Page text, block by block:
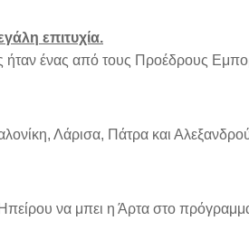
επιτυχία.
ένας από τους Προέδρους
Λάρισα, Πάτρα και
να μπει η Άρτα στο